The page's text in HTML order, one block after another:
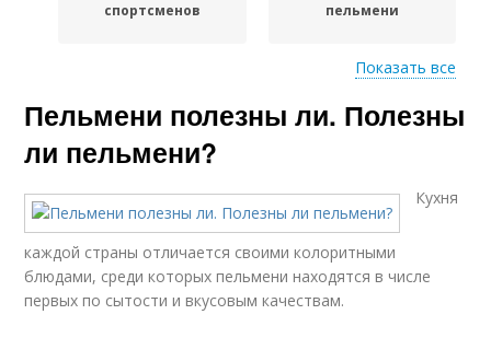
спортсменов
пельмени
Полезные пельмени Отварные пельмени
здоровья
Покупные пельмени
Показать все
Пельмени полезны ли. Полезны
ли пельмени?
Кухня
каждой страны отличается своими колоритными
блюдами, среди которых пельмени находятся в числе
первых по сытости и вкусовым качествам.